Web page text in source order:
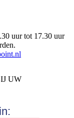
uur tot 17.30 uur
UW